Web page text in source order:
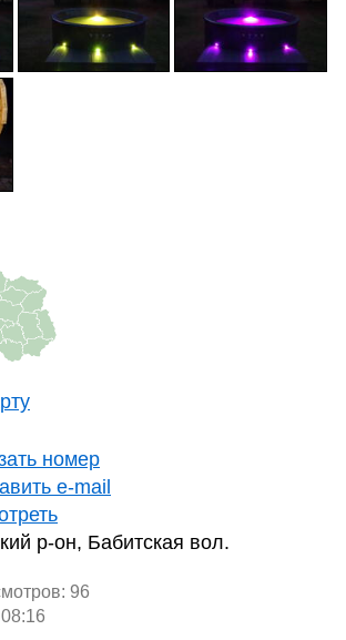
номер
e-mail
р-он, Бабитская вол.
96